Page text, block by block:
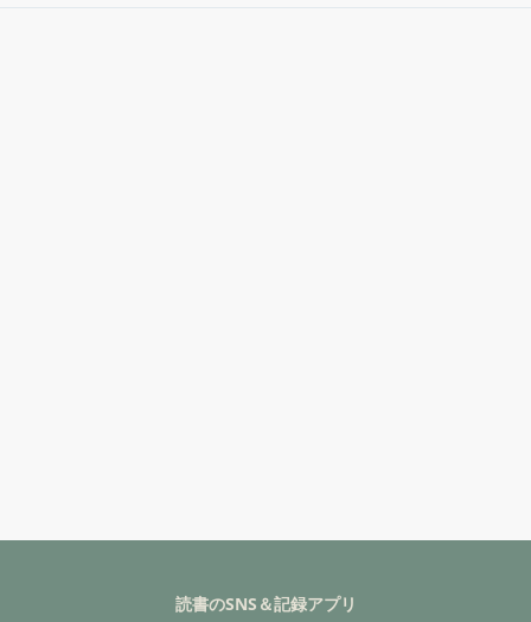
読書のSNS＆記録アプリ